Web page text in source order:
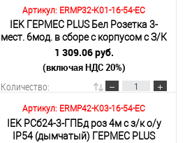
В корзину
Подробнее
Артикул: ERMP32-K01-16-54-EC
IEK ГЕРМЕС PLUS Бел Розетка 3-
мест. 6мод. в сборе с корпусом с З/К
откр. уст-ки16А 220-250В с крышкой
винт. зажим IP54
1 309.06 руб.
(включая НДС 20%)
Количество:
В корзину
Артикул: ERMP42-K03-16-54-EC
IEK РСб24-3-ГПБд роз 4м с з/к о/у
IP54 (дымчатый) ГЕРМЕС PLUS